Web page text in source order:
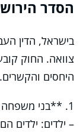
הסדר
בישראל, הדין
צוואה. החוק
היחסים
1. **בני משפחה קרובים**:
– ילדים: ילדים